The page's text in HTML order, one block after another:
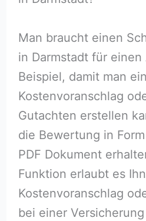
Man braucht einen
in Darmstadt für
Beispiel, damit man
Kostenvoranschlag
Gutachten erstellen
die Bewertung in
PDF Dokument
Funktion erlaubt es
Kostenvoranschlag
bei einer